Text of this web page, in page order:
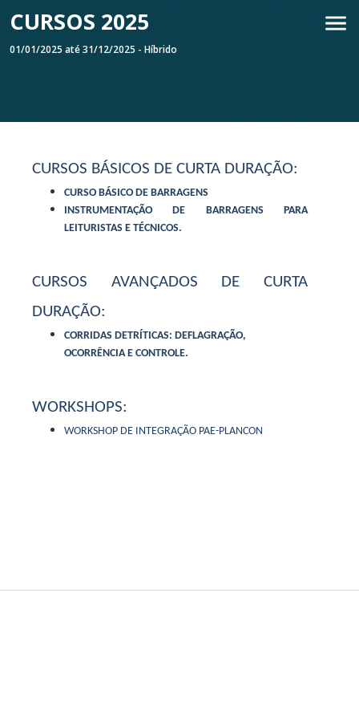
CURSOS 2025
01/01/2025 até 31/12/2025 - Híbrido
CURSOS BÁSICOS DE CURTA DURAÇÃO:
CURSO BÁSICO DE BARRAGENS
INSTRUMENTAÇÃO DE BARRAGENS PARA
LEITURISTAS E TÉCNICOS.
CURSOS AVANÇADOS DE CURTA
DURAÇÃO:
CORRIDAS DETRÍTICAS: DEFLAGRAÇÃO,
OCORRÊNCIA E CONTROLE.
WORKSHOPS:
WORKSHOP DE INTEGRAÇÃO PAE-PLANCON